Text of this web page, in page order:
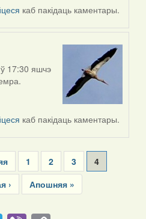
каб пакідаць каментары.
17:30 яшчэ
каб пакідаць каментары.
Page
1 Page
2 Page
3
Current
page
4
›
Last
page
Апошняя »